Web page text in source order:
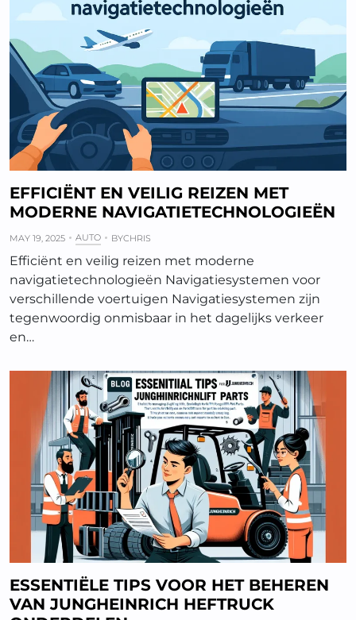
EFFICIËNT EN VEILIG REIZEN MET
MODERNE NAVIGATIETECHNOLOGIEËN
MAY 19, 2025 AUTO BYCHRIS
Efficiënt en veilig reizen met moderne
navigatietechnologieën Navigatiesystemen voor
verschillende voertuigen Navigatiesystemen zijn
tegenwoordig onmisbaar in het dagelijks verkeer
en…
ESSENTIËLE TIPS VOOR HET BEHEREN
VAN JUNGHEINRICH HEFTRUCK